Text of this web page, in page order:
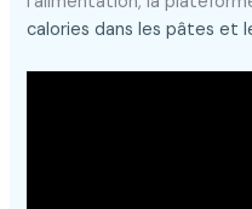
calories dans les pâtes et